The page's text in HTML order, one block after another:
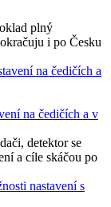
plný
i po Česku
na čedičích a v
detektor se
a cíle skáčou po